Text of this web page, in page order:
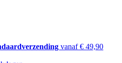
vanaf € 49,90